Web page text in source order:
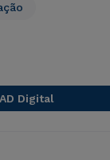
Digital